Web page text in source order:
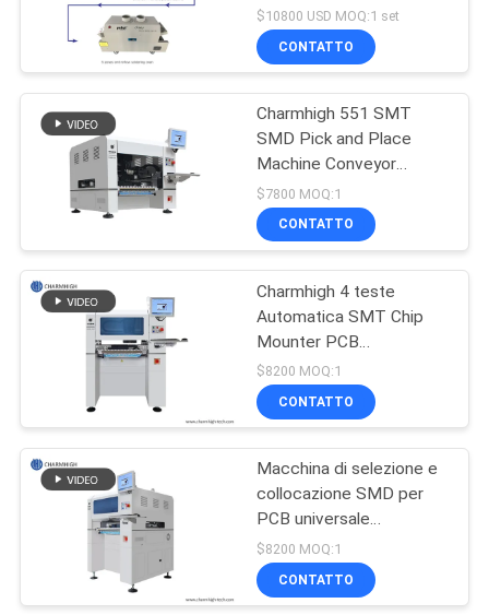
precisione 4 teste PCB
Robot di produzione
$10800 USD MOQ:1 set
CONTATTO
Charmhigh 551 SMT
SMD Pick and Place
Machine Conveyor
automatico CPK≥1.0
$7800 MOQ:1
CONTATTO
Charmhigh 4 teste
Automatica SMT Chip
Mounter PCB
Assemblaggio SMD Pick
And Place Machine
$8200 MOQ:1
CONTATTO
Macchina di selezione e
collocazione SMD per
PCB universale
completamente
automatica con base
CHM-551
$8200 MOQ:1
CONTATTO